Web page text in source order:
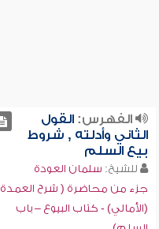
الفهرس:القول
الثاني وأدلته , شروط
بيع السلم
للشيخ: سلمان العودة
جزء من محاضرة ( شرح العمدة
(الأمالي) - كتاب البيوع – باب